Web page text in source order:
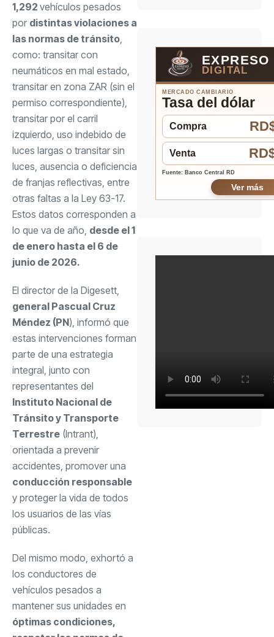
1,292 vehículos pesados
por distintas violaciones a
las normas de tránsito,
como: transitar con
neumáticos en mal estado,
transitar en zona ZAR (sin el
permiso correspondiente),
transitar por el carril
izquierdo, uso indebido de
luces largas o transitar sin
luces, ausencia o deficiencia
de franjas reflectivas, entre
otras faltas a la Ley 63-17.
Estos datos corresponden a
lo que va de año, desde el 1
de enero hasta el 6 de
junio de 2026.
El director de la Digesett,
general Pascual Cruz
Méndez (PN), informó que
estas intervenciones forman
parte de una estrategia
integral, junto con
representantes del
Instituto Nacional de
Tránsito y Transporte
Terrestre (Intrant),
orientada a prevenir
accidentes, promover una
conducción responsable
y proteger la vida de todos
los usuarios de las vías
públicas.
Del mismo modo, exhortó a
los conductores de
vehículos pesados a
mantener sus unidades en
óptimas condiciones,
EXPRESO
DIGITAL
MERCADO CAMBIARIO
Tasa del dólar
Compra
Venta
Fuente: Banco Central RD
Ver más